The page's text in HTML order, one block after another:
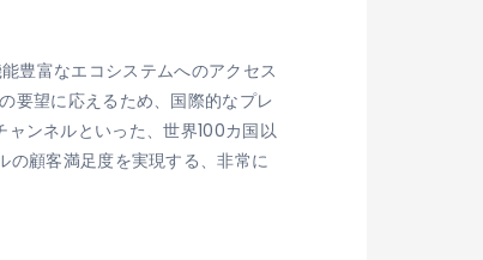
豊富なエコシステムへのアクセス
要望に応えるため、国際的なプレ
ンネルといった、世界100カ国以
顧客満足度を実現する、非常に